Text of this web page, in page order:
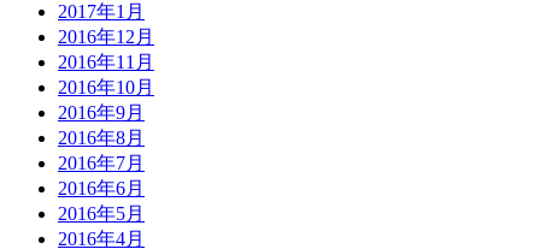
2017年1月
2016年12月
2016年11月
2016年10月
2016年9月
2016年8月
2016年7月
2016年6月
2016年5月
2016年4月